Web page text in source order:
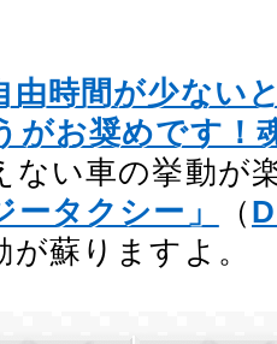
由時間が少ない
がお奨めです！
ない車の挙動が
ータクシー」 （
蘇りますよ。